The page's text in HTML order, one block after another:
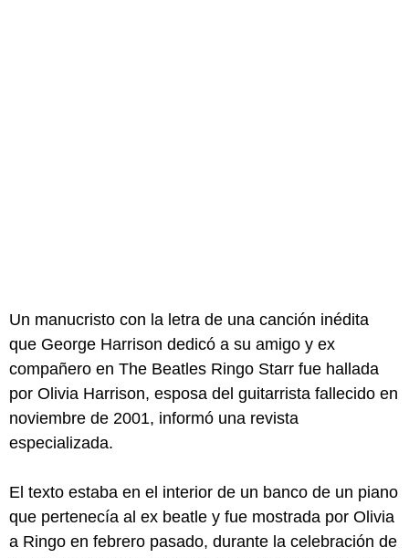
Un manucristo con la letra de una canción inédita
que George Harrison dedicó a su amigo y ex
compañero en The Beatles Ringo Starr fue hallada
por Olivia Harrison, esposa del guitarrista fallecido en
noviembre de 2001, informó una revista
especializada.
El texto estaba en el interior de un banco de un piano
que pertenecía al ex beatle y fue mostrada por Olivia
a Ringo en febrero pasado, durante la celebración de